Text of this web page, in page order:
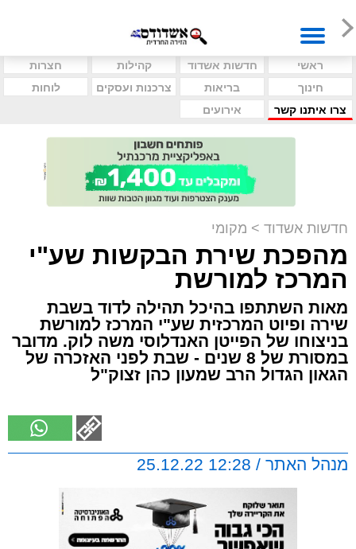
ראשי חדשות אשדוד קהילות
חצרות
חינוך
בריאות צרכנות ועסקים
לוחות
צרו איתנו קשר
אירועים
חדשות אשדוד > מקומי
מהפכת שירת הבקשות שע"י
המרכז למורשת
מאות השתתפו בהיכל תהילה לדוד בשבת
שירה ופיוט המרכזית שע"י המרכז למורשת
בניצוחו של הפייטן האנדלוסי משה לוק. מדובר
במסורת של 8 שנים - שבת לפני האזכרה של
הגאון הגדול הרב שמעון כהן זצוק"ל
מנהל האתר / 12:28 25.12.22